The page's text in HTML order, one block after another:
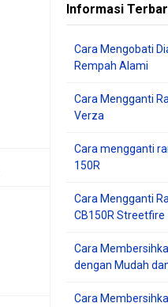
Informasi
Cara Mengobati
Rempah Alami
Cara Mengganti
Verza
Cara mengganti
150R
Cara Mengganti
CB150R Streetfire
Cara
dengan Mudah
Cara